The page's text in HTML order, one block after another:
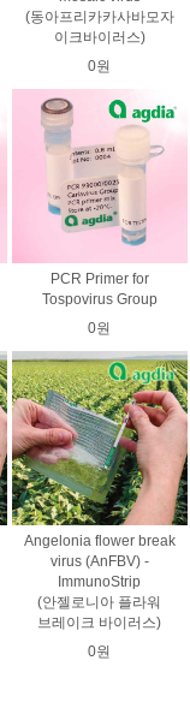
(동아프리카카사바모자
이크바이러스)
0원
PCR Primer for
Tospovirus Group
0원
Angelonia flower break
virus (AnFBV) -
ImmunoStrip
(안젤로니아 플라워
브레이크 바이러스)
0원